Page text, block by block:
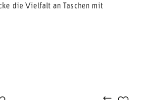
die Vielfalt an Taschen mit